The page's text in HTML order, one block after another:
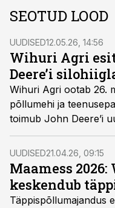
SEOTUD LOOD
UUDISED12.05.26, 14:56
Wihuri Agri
Deere’i
Wihuri Agri ootab 26.
põllumehi ja
toimub John Deere’i
silokombaini
UUDISED21.04.26, 09:15
Maamess
keskendub
Täppispõllumajandus